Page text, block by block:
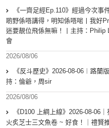
《一齊足經Ep.110》經過今次
啲野係唔講得，明知係唔啱丨我好
迷要靚位飛係無嘛！丨主持：
會
2026/08/06
《反斗歷史》2026-08-06︱路蘭
持：倫爺，周sir
2026/08/06
《D100 上綱上線》2026-08-06
火炙芝士三文魚卷 ~ 好食！｜禮賢